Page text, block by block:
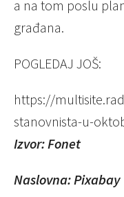
a na tom poslu
građana.
POGLEDAJ JOŠ:
https://
stanovnista-u-
Izvor: Fonet
Naslovna: Pixabay